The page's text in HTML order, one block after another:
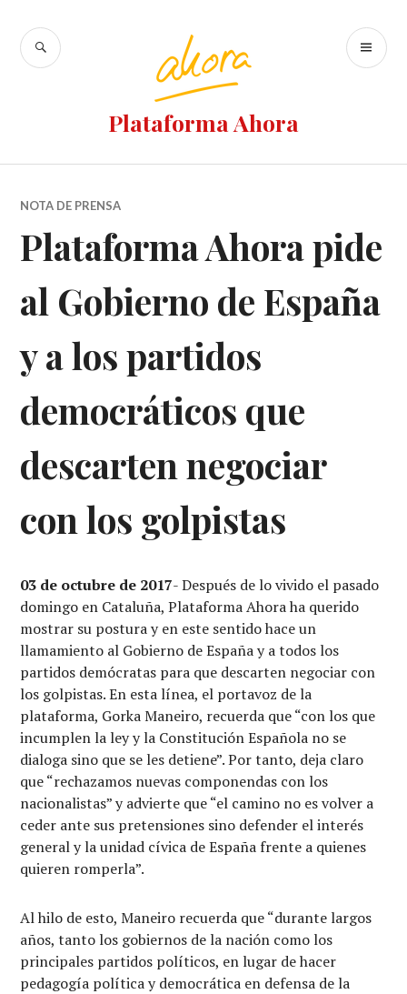
contenido
Plataforma Ahora
BUSCAR
NOTA DE PRENSA
Plataforma Ahora pide
al Gobierno de España
y a los partidos
democráticos que
descarten negociar
con los golpistas
03 de octubre de 2017- Después de lo vivido el pasado
domingo en Cataluña, Plataforma Ahora ha querido
mostrar su postura y en este sentido hace un
llamamiento al Gobierno de España y a todos los
partidos demócratas para que descarten negociar con
los golpistas. En esta línea, el portavoz de la
plataforma, Gorka Maneiro, recuerda que “con los que
incumplen la ley y la Constitución Española no se
dialoga sino que se les detiene”. Por tanto, deja claro
que “rechazamos nuevas componendas con los
nacionalistas” y advierte que “el camino no es volver a
ceder ante sus pretensiones sino defender el interés
general y la unidad cívica de España frente a quienes
quieren romperla”.
Al hilo de esto, Maneiro recuerda que “durante largos
años, tanto los gobiernos de la nación como los
principales partidos políticos, en lugar de hacer
pedagogía política y democrática en defensa de la